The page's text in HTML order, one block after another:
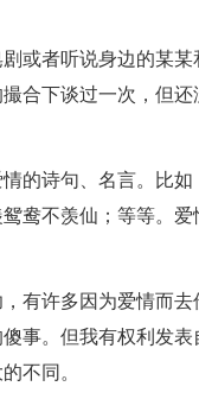
或者听说身边的某
合下谈过一次，但
的诗句、名言。比
鸯不羡仙；等等。
有许多因为爱情而
事。但我有权利发
不同。